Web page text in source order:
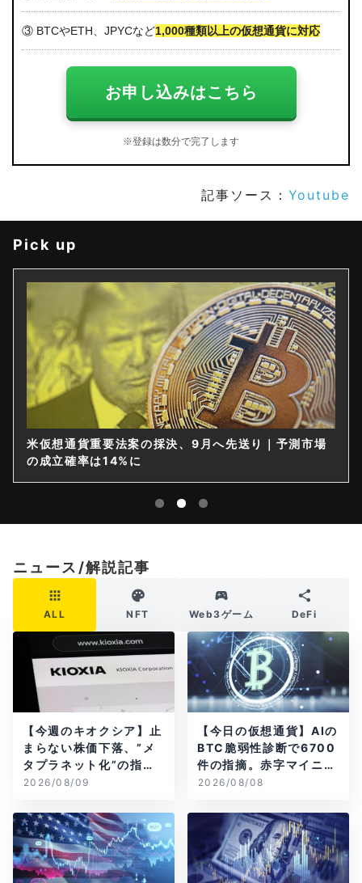
③ BTCやETH、JPYCなど1,000種類以上の仮想通貨に対応
お申し込みはこちら
※登録は数分で完了します
記事ソース： Youtube
Pick up
米仮想通貨重要法案の採決、9月へ先送り｜予測市場
の成立確率は14%に
ニュース/解説記事
ALL NFT Web3ゲーム DeFi
【今週のキオクシア】止
まらない株価下落、”メ
タプラネット化”の指摘
は本当？
2026/08/09
【今日の仮想通貨】AIの
BTC脆弱性診断で6700
件の指摘。赤字マイニン
グ企業はAIに賭ける
2026/08/08